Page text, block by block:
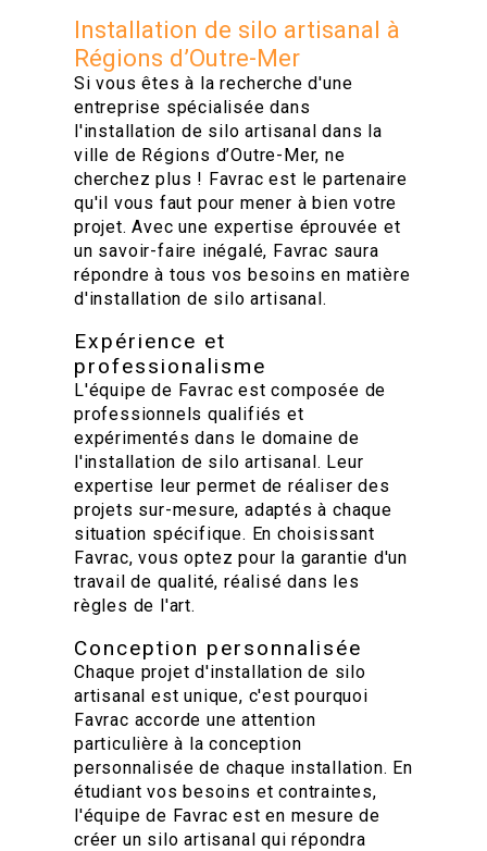
Installation de silo artisanal à
Régions d’Outre-Mer
Si vous êtes à la recherche d'une
entreprise spécialisée dans
l'installation de silo artisanal dans la
ville de Régions d’Outre-Mer, ne
cherchez plus ! Favrac est le partenaire
qu'il vous faut pour mener à bien votre
projet. Avec une expertise éprouvée et
un savoir-faire inégalé, Favrac saura
répondre à tous vos besoins en matière
d'installation de silo artisanal.
Expérience et
professionalisme
L'équipe de Favrac est composée de
professionnels qualifiés et
expérimentés dans le domaine de
l'installation de silo artisanal. Leur
expertise leur permet de réaliser des
projets sur-mesure, adaptés à chaque
situation spécifique. En choisissant
Favrac, vous optez pour la garantie d'un
travail de qualité, réalisé dans les
règles de l'art.
Conception personnalisée
Chaque projet d'installation de silo
artisanal est unique, c'est pourquoi
Favrac accorde une attention
particulière à la conception
personnalisée de chaque installation. En
étudiant vos besoins et contraintes,
l'équipe de Favrac est en mesure de
créer un silo artisanal qui répondra